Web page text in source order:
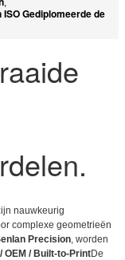
,
Gediplomeerde de
nauwkeurig
complexe geometrieën
Precision, worden
OEM / Built-to-PrintDe